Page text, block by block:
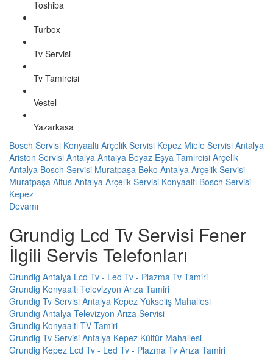
Toshiba
Turbox
Tv Servisi
Tv Tamircisi
Vestel
Yazarkasa
Bosch Servisi Konyaaltı Arçelik Servisi Kepez Miele Servisi Antalya
Ariston Servisi Antalya Antalya Beyaz Eşya Tamircisi Arçelik
Antalya Bosch Servisi Muratpaşa Beko Antalya Arçelik Servisi
Muratpaşa Altus Antalya Arçelik Servisi Konyaaltı Bosch Servisi
Kepez
Devamı
Grundig Lcd Tv Servisi Fener
İlgili Servis Telefonları
Grundig Antalya Lcd Tv - Led Tv - Plazma Tv Tamiri
Grundig Konyaaltı Televizyon Arıza Tamiri
Grundig Tv Servisi Antalya Kepez Yükseliş Mahallesi
Grundig Antalya Televizyon Arıza Servisi
Grundig Konyaaltı TV Tamiri
Grundig Tv Servisi Antalya Kepez Kültür Mahallesi
Grundig Kepez Lcd Tv - Led Tv - Plazma Tv Arıza Tamiri